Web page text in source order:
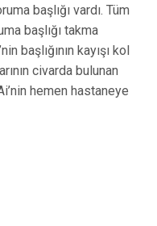
başlığı vardı. Tüm
başlığı takma
başlığının kayışı kol
civarda bulunan
hemen hastaneye